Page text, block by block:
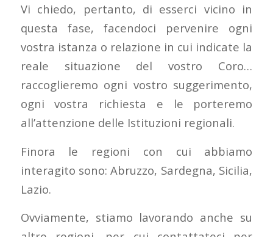
Vi chiedo, pertanto, di esserci vicino in
questa fase, facendoci pervenire ogni
vostra istanza o relazione in cui indicate la
reale situazione del vostro Coro…
raccoglieremo ogni vostro suggerimento,
ogni vostra richiesta e le porteremo
all’attenzione delle Istituzioni regionali.
Finora le regioni con cui abbiamo
interagito sono: Abruzzo, Sardegna, Sicilia,
Lazio.
Ovviamente, stiamo lavorando anche su